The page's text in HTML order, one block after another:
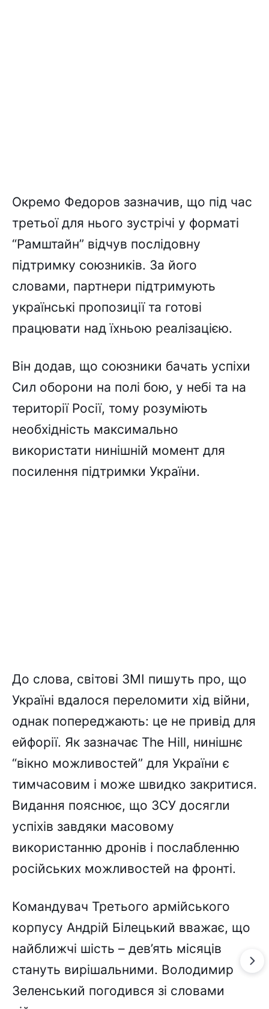
Окремо Федоров зазначив, що під час
третьої для нього зустрічі у форматі
“Рамштайн” відчув послідовну
підтримку союзників. За його
словами, партнери підтримують
українські пропозиції та готові
працювати над їхньою реалізацією.
Він додав, що союзники бачать успіхи
Сил оборони на полі бою, у небі та на
території Росії, тому розуміють
необхідність максимально
використати нинішній момент для
посилення підтримки України.
До слова, світові ЗМІ пишуть про, що
Україні вдалося переломити хід війни,
однак попереджають: це не привід для
ейфорії. Як зазначає The Hill, нинішнє
“вікно можливостей” для України є
тимчасовим і може швидко закритися.
Видання пояснює, що ЗСУ досягли
успіхів завдяки масовому
використанню дронів і послабленню
російських можливостей на фронті.
Командувач Третього армійського
корпусу Андрій Білецький вважає, що
найближчі шість – дев’ять місяців
стануть вирішальними. Володимир
Зеленський погодився зі словами